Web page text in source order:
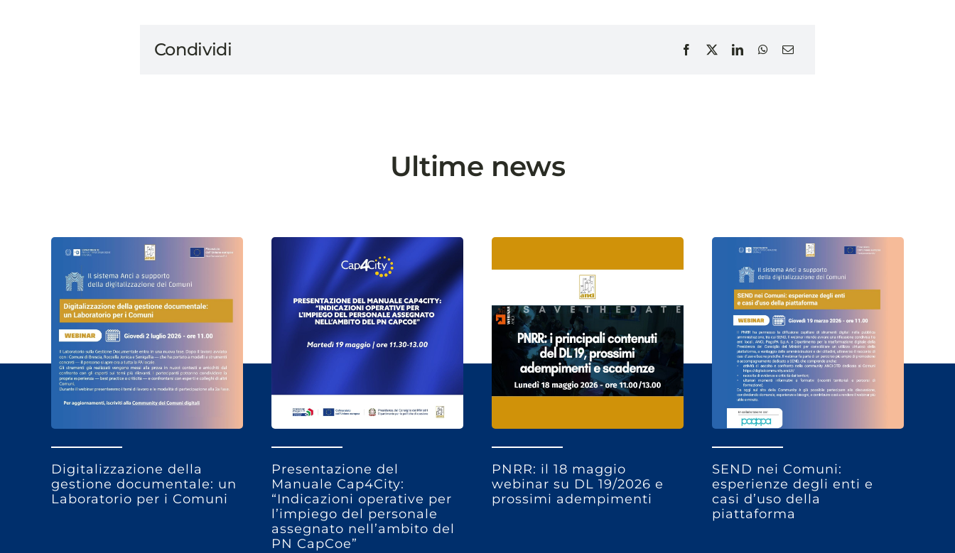
Condividi
Ultime news
Digitalizzazione della
gestione documentale: un
Laboratorio per i Comuni
Presentazione del
Manuale Cap4City:
“Indicazioni operative per
l’impiego del personale
assegnato nell’ambito del
PN CapCoe”
PNRR: il 18 maggio
webinar su DL 19/2026 e
prossimi adempimenti
SEND nei Comuni:
esperienze degli enti e
casi d’uso della
piattaforma